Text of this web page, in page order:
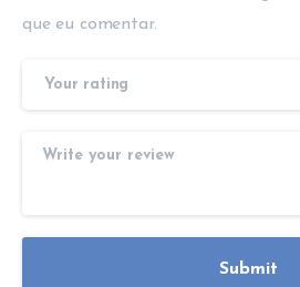
que eu comentar.
Your rating